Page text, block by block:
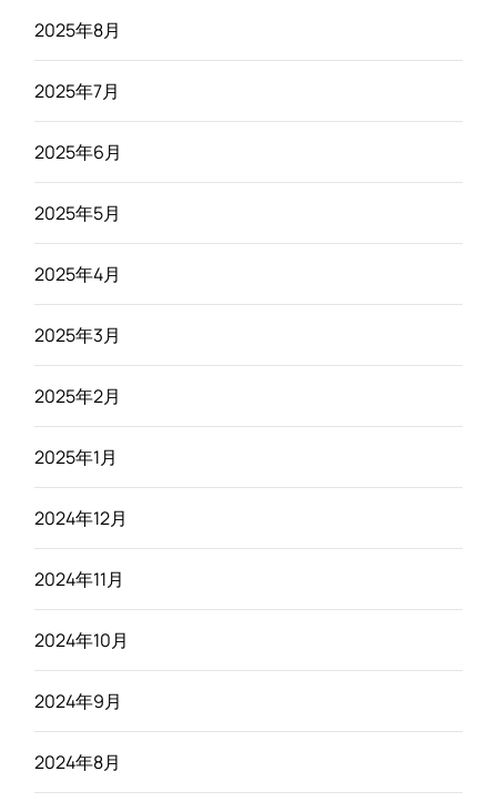
2025年8月
2025年7月
2025年6月
2025年5月
2025年4月
2025年3月
2025年2月
2025年1月
2024年12月
2024年11月
2024年10月
2024年9月
2024年8月